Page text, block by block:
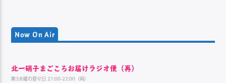
Now On Air
北一硝子まごころお届けラジオ便（再）
第3水曜の翌々日 21:00-22:00（再）